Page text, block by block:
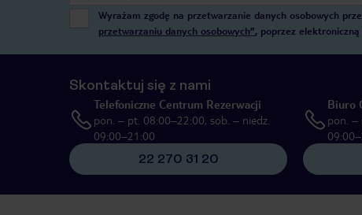
Wyrażam zgodę na przetwarzanie danych osobowych
przetwarzaniu danych osobowych”, poprzez
Skontaktuj się z nami
Telefoniczne Centrum Rezerwacji
pon. – pt. 08:00–22:00, sob. – niedz.
09:00–21:00
22 270 31 20
Biuro
pon. –